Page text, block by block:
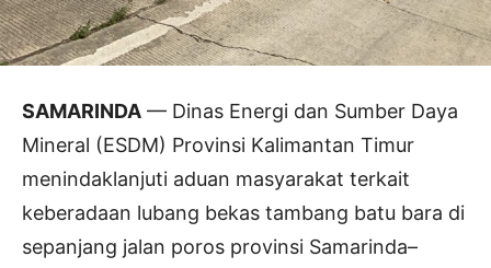
SAMARINDA — Dinas Energi dan Sumber Daya
Mineral (ESDM) Provinsi Kalimantan Timur
menindaklanjuti aduan masyarakat terkait
keberadaan lubang bekas tambang batu bara di
sepanjang jalan poros provinsi Samarinda–